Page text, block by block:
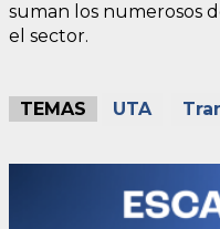
suman los numerosos
el sector.
TEMAS UTA